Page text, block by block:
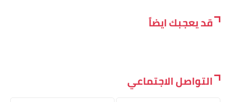
قد يعجبك ايضاً
التواصل الاجتماعي